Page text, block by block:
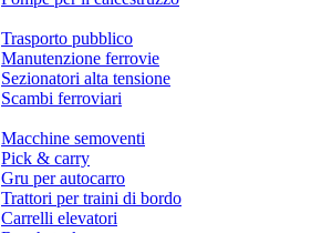
Trasporto pubblico
Manutenzione ferrovie
Sezionatori alta tensione
Scambi ferroviari
Macchine semoventi
Pick & carry
Gru per autocarro
Trattori per traini di bordo
Carrelli elevatori